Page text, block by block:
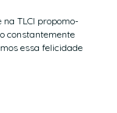
TLCI propomo-
constantemente
essa felicidade